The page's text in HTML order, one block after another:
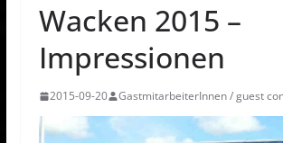
Wacken 2015 –
Impressionen
2015-09-20 GastmitarbeiterInnen / guest